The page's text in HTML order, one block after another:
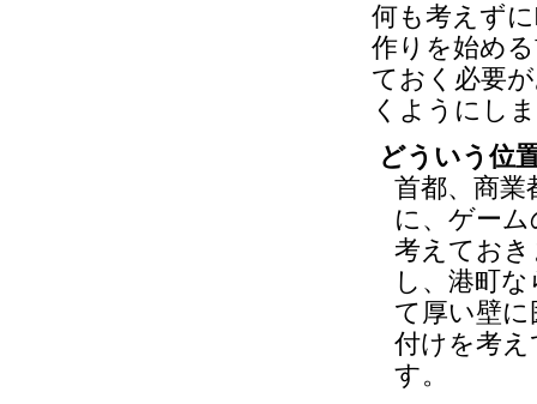
何も考えず
作りを始め
ておく必要
くようにし
どういう位
首都、商
に、ゲー
考えてお
し、港町
て厚い壁
付けを考
す。